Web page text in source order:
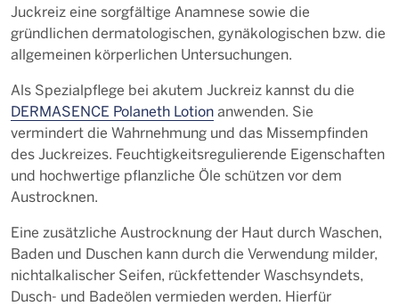
Juckreiz eine sorgfältige Anamnese sowie die
gründlichen dermatologischen, gynäkologischen bzw. die
allgemeinen körperlichen Untersuchungen.
Als Spezialpflege bei akutem Juckreiz kannst du die
DERMASENCE Polaneth Lotionanwenden. Sie
vermindert die Wahrnehmung und das Missempfinden
des Juckreizes. Feuchtigkeitsregulierende Eigenschaften
und hochwertige pflanzliche Öle schützen vor dem
Austrocknen.
Eine zusätzliche Austrocknung der Haut durch Waschen,
Baden und Duschen kann durch die Verwendung milder,
nichtalkalischer Seifen, rückfettender Waschsyndets,
Dusch- und Badeölen vermieden werden. Hierfür